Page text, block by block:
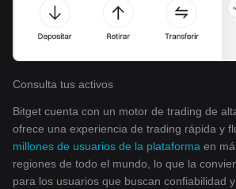
Consulta tus activos
Bitget cuenta con un motor de trading de
ofrece una experiencia de trading rápida y
millones de usuarios de la plataforma en
regiones de todo el mundo, lo que la
para los usuarios que buscan confiabilidad